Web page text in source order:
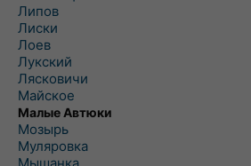
Липов
Лиски
Лоев
Лукский
Лясковичи
Майское
Малые Автюки
Мозырь
Муляровка